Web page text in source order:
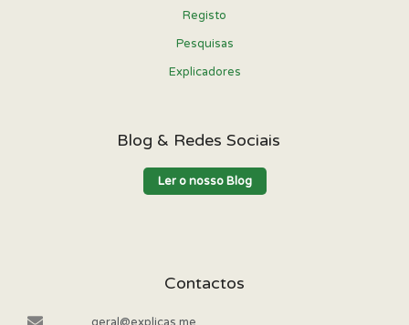
Registo
Pesquisas
Explicadores
Blog & Redes Sociais
Ler o nosso Blog
Contactos